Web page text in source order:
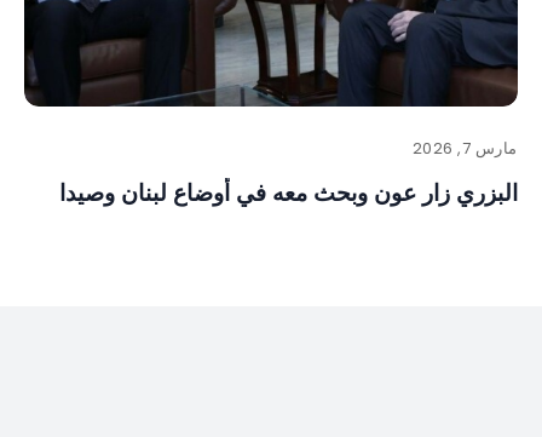
مارس 7, 2026
البزري زار عون وبحث معه في أوضاع لبنان وصيدا